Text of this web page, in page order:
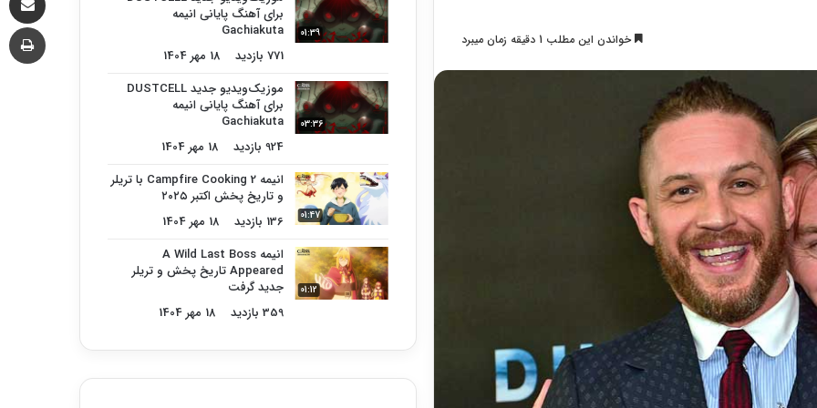
خواندن این مطلب 1 دقیقه زمان میبرد 01:39
برای آهنگ پایانی انیمه
Gachiakuta
771 بازدید
18 مهر 1404
03:36
موزیک‌ویدیو جدید DUSTCELL
برای آهنگ پایانی انیمه
Gachiakuta
924 بازدید
18 مهر 1404
01:47
انیمه Campfire Cooking 2 با تریلر
و تاریخ پخش اکتبر ۲۰۲۵
136 بازدید
18 مهر 1404
01:12
انیمه A Wild Last Boss
Appeared تاریخ پخش و تریلر
جدید گرفت
359 بازدید
18 مهر 1404